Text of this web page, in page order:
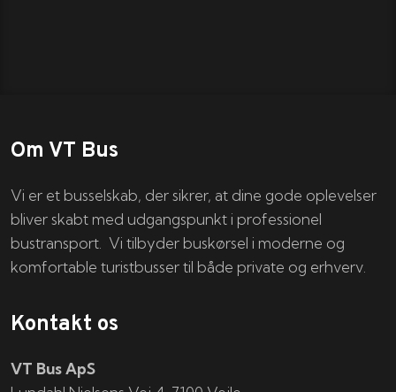
Om VT Bus
Vi er et busselskab, der sikrer, at dine gode oplevelser
bliver skabt med udgangspunkt i professionel
bustransport. Vi tilbyder buskørsel i moderne og
komfortable turistbusser til både private og erhverv.
Kontakt os
VT Bus ApS